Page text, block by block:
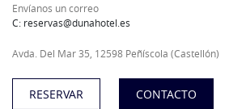
Envíanos un correo
C: reservas@dunahotel.es
Avda. Del Mar 35, 12598 Peñíscola (Castellón)
RESERVAR CONTACTO